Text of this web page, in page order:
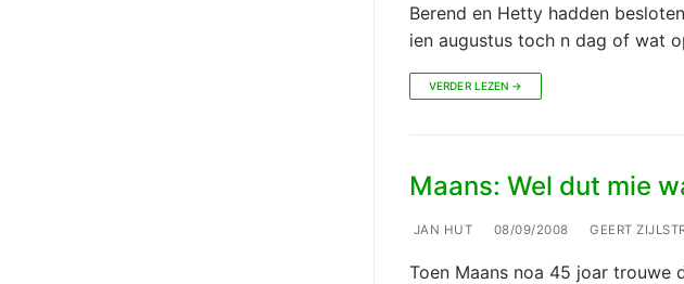
Berend en Hetty hadden
ien augustus toch n dag of wat
VERDER LEZEN →
Maans: Wel dut mie
JAN HUT 08/09/2008 GEERT
Toen Maans noa 45 joar trouwe